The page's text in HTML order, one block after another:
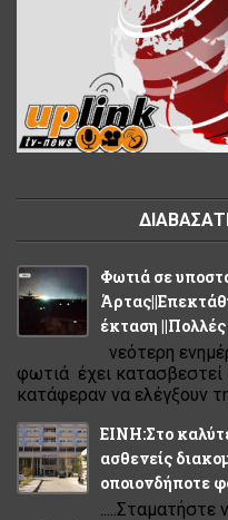
Φωτιά σε
έκταση ||Πολλές
νεότερη
φωτιά έχει
κατάφεραν να ελέγξουν
ΕΙΝΗ:Στο
ασθενείς
οποιονδήποτε
.....Σταματήστε